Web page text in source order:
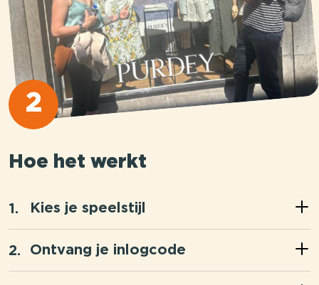
2
Hoe het werkt
Kies je speelstijl
Ontvang je inlogcode